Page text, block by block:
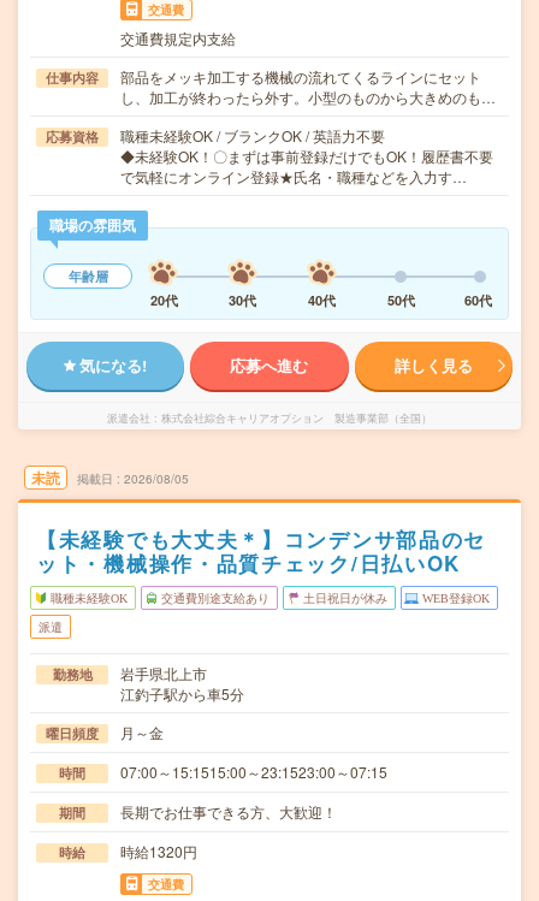
交通費
交通費規定内支給
仕事内容
部品をメッキ加工する機械の流れてくるラインにセット
し、加工が終わったら外す。小型のものから大きめのも…
応募資格
職種未経験OK / ブランクOK / 英語力不要
◆未経験OK！〇まずは事前登録だけでもOK！履歴書不要
で気軽にオンライン登録★氏名・職種などを入力す…
職場の雰囲気
年齢層
20代
30代 40代 50代 60代
気になる! 応募へ進む 詳しく見る
派遣会社 株式会社綜合キャリアオプション 製造事業部（全国）
未読 掲載日 2026/08/05
【未経験でも大丈夫＊】コンデンサ部品のセ
ット・機械操作・品質チェック/日払いOK
職種未経験OK 交通費別途支給あり 土日祝日が休み WEB登録OK
派遣
勤務地
岩手県北上市
江釣子駅から車5分
曜日頻度 月～金
時間 07:00～15:1515:00～23:1523:00～07:15
期間 長期でお仕事できる方、大歓迎！
時給 時給1320円
交通費